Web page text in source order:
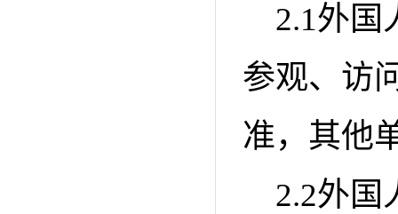
2.1外国
参观、访
准，其他
2.2外国